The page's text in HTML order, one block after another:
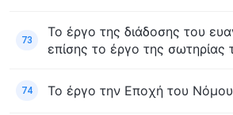
73
Το έργο της διάδοσης του
επίσης το έργο της
74 Το έργο την Εποχή του Νόμου